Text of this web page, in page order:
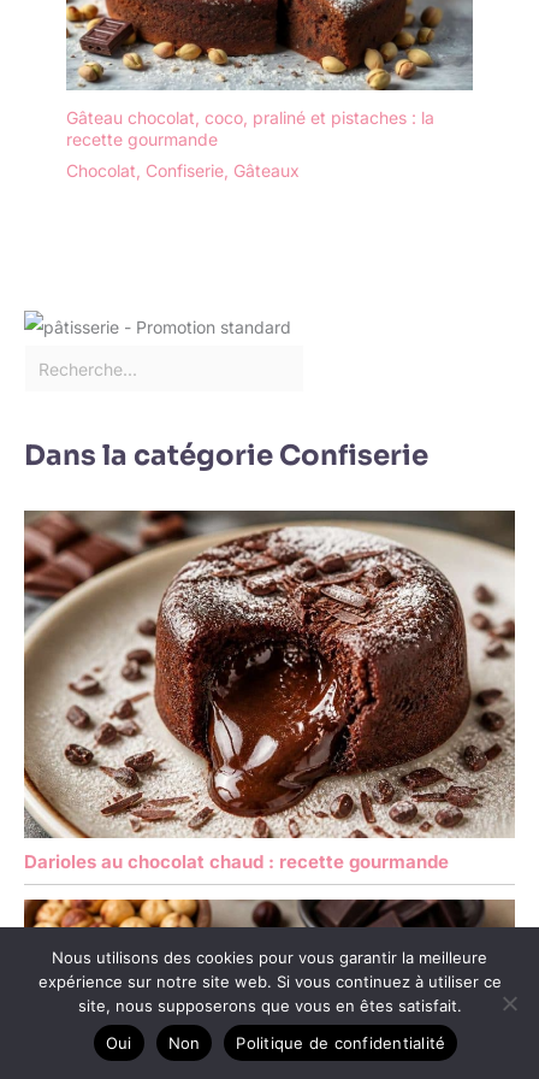
🇫🇷 MARQUE
FRANÇAISE, ARTISANAT
MÉDITERRANÉEN :
personnellement chaque
selon ses critères de
à la main, séchage
Gâteau chocolat, coco, praliné et pistaches : la
recette gourmande
Chocolat Confiserie Gâteaux
Dans la catégorie Confiserie
Darioles au chocolat chaud : recette gourmande
Nous utilisons des cookies pour vous garantir la meilleure
expérience sur notre site web. Si vous continuez à utiliser ce
site, nous supposerons que vous en êtes satisfait.
Oui
Non Politique de confidentialité